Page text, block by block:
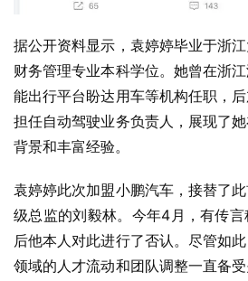
据公开资料显示，袁婷婷毕业于浙
财务管理专业本科学位。她曾在浙
能出行平台盼达用车等机构任职，
担任自动驾驶业务负责人，展现了
背景和丰富经验。
袁婷婷此次加盟小鹏汽车，接替了
级总监的刘毅林。今年4月，有传
后他本人对此进行了否认。尽管如
领域的人才流动和团队调整一直备